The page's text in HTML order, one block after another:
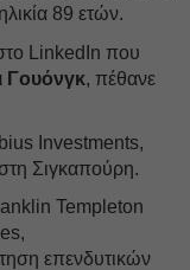
89 ετών.
LinkedIn που
Γουόνγκ, πέθανε
Investments,
Σιγκαπούρη.
Templeton
επενδυτικών